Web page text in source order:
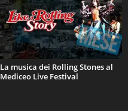
La musica dei Rolling Stones al
Mediceo Live Festival